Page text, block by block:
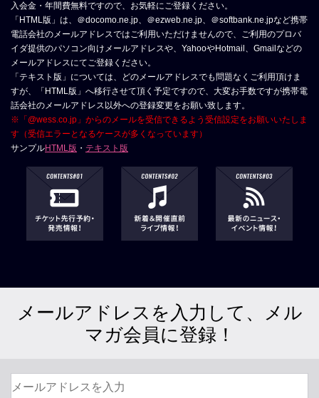
入会金・年間費無料ですので、お気軽にご登録ください。
「HTML版」は、＠docomo.ne.jp、＠ezweb.ne.jp、＠softbank.ne.jpなど携帯
電話会社のメールアドレスではご利用いただけませんので、ご利用のプロバ
イダ提供のパソコン向けメールアドレスや、YahooやHotmail、Gmailなどの
メールアドレスにてご登録ください。
「テキスト版」については、どのメールアドレスでも問題なくご利用頂けま
すが、「HTML版」へ移行させて頂く予定ですので、大変お手数ですが携帯電
話会社のメールアドレス以外への登録変更をお願い致します。
※「@wess.co.jp」からのメールを受信できるよう受信設定をお願いいたしま
す（受信エラーとなるケースが多くなっています）
サンプルHTML版 ・ テキスト版
メールアドレスを入力して、メル
マガ会員に登録！